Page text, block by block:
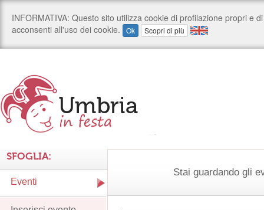
Stai guardando gli
SFOGLIA:
Eventi